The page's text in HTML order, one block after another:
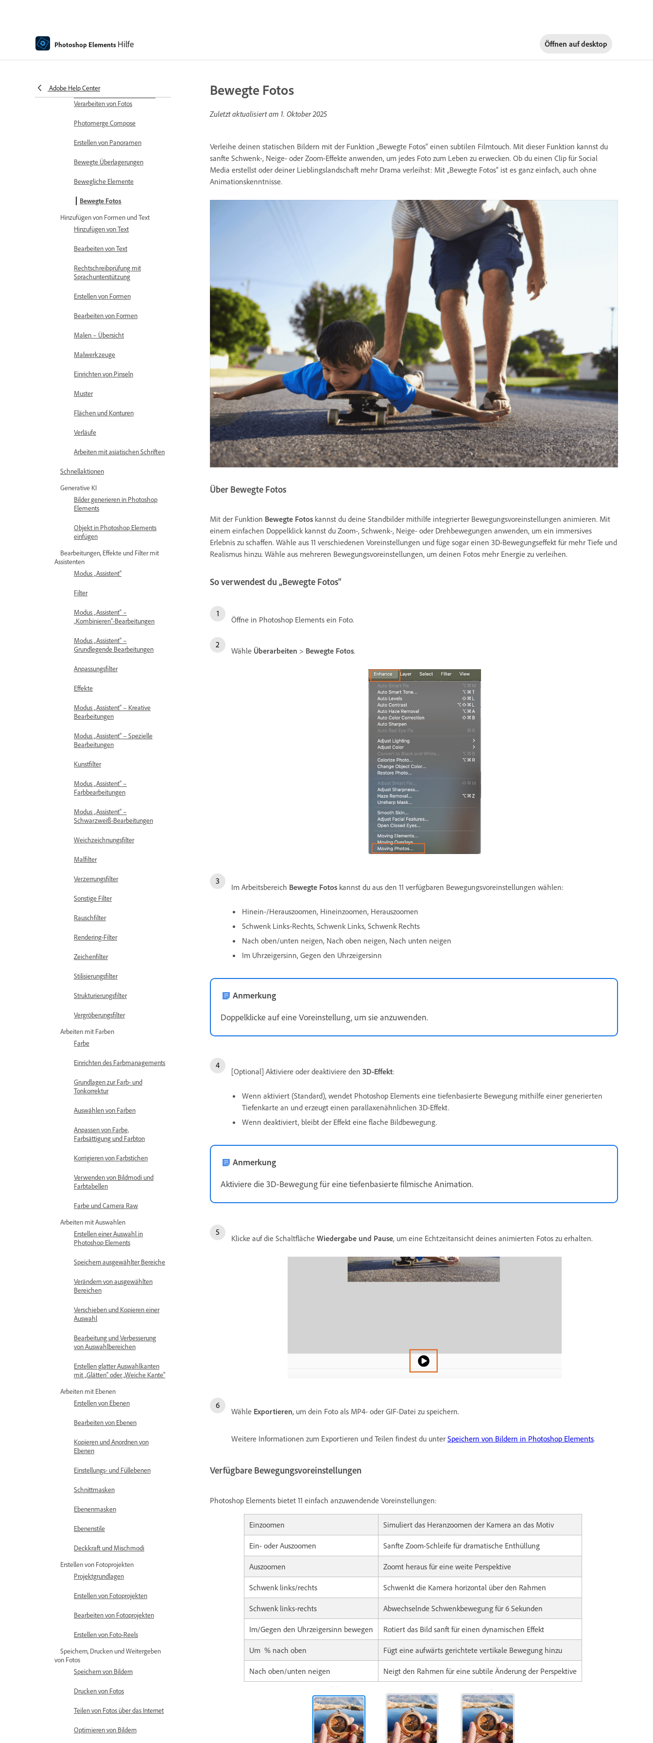
Photoshop Elements Hilfe Öffnen aufdesktop
Adobe Help Center
Automatische intelligente
Verwenden von Aktionen zum
Verarbeiten von Fotos
Photomerge Compose
Erstellen von Panoramen
Bewegte Überlagerungen
Bewegliche Elemente
Bewegte Fotos
Hinzufügen von Formen und Text
Hinzufügen von Text
Bearbeiten von Text
Rechtschreibprüfung mit
Sprachunterstützung
Erstellen von Formen
Bearbeiten von Formen
Malen – Übersicht
Malwerkzeuge
Einrichten von Pinseln
Muster
Flächen und Konturen
Verläufe
Arbeiten mit asiatischen Schriften
Schnellaktionen
Generative KI
Bilder generieren in Photoshop
Elements
Objekt in Photoshop Elements
einfügen
Bearbeitungen, Effekte und Filter mit
Assistenten
Modus „Assistent“
Filter
Modus „Assistent“ –
„Kombinieren“-Bearbeitungen
Modus „Assistent“ –
Grundlegende Bearbeitungen
Anpassungsfilter
Effekte
Modus „Assistent“ – Kreative
Bearbeitungen
Modus „Assistent“ – Spezielle
Bearbeitungen
Kunstfilter
Modus „Assistent“ –
Farbbearbeitungen
Modus „Assistent“ –
Schwarzweiß-Bearbeitungen
Weichzeichnungsfilter
Malfilter
Verzerrungsfilter
Sonstige Filter
Rauschfilter
Rendering-Filter
Zeichenfilter
Stilisierungsfilter
Strukturierungsfilter
Vergröberungsfilter
Arbeiten mit Farben
Farbe
Einrichten des Farbmanagements
Grundlagen zur Farb- und
Tonkorrektur
Auswählen von Farben
Anpassen von Farbe,
Farbsättigung und Farbton
Korrigieren von Farbstichen
Verwenden von Bildmodi und
Farbtabellen
Farbe und Camera Raw
Arbeiten mit Auswahlen
Erstellen einer Auswahl in
Photoshop Elements
Speichern ausgewählter Bereiche
Verändern von ausgewählten
Bereichen
Verschieben und Kopieren einer
Auswahl
Bearbeitung und Verbesserung
von Auswahlbereichen
Erstellen glatter Auswahlkanten
mit „Glätten“ oder „Weiche Kante“
Arbeiten mit Ebenen
Erstellen von Ebenen
Bearbeiten von Ebenen
Kopieren und Anordnen von
Ebenen
Einstellungs- und Füllebenen
Schnittmasken
Ebenenmasken
Ebenenstile
Deckkraft und Mischmodi
Erstellen von Fotoprojekten
Projektgrundlagen
Erstellen von Fotoprojekten
Bearbeiten von Fotoprojekten
Erstellen von Foto-Reels
Speichern, Drucken und Weitergeben
von Fotos
Speichern von Bildern
Drucken von Fotos
Teilen von Fotos über das Internet
Optimieren von Bildern
Bewegte Fotos
Zuletzt aktualisiert am 1. Oktober 2025
Verleihe deinen statischen Bildern mit der Funktion „Bewegte Fotos“ einen subtilen Filmtouch. Mit dieser Funktion kannst du
sanfte Schwenk-, Neige- oder Zoom-Effekte anwenden, um jedes Foto zum Leben zu erwecken. Ob du einen Clip für Social
Media erstellst oder deiner Lieblingslandschaft mehr Drama verleihst: Mit „Bewegte Fotos“ ist es ganz einfach, auch ohne
Animationskenntnisse.
Über Bewegte Fotos
Mit der Funktion Bewegte Fotos kannst du deine Standbilder mithilfe integrierter Bewegungsvoreinstellungen animieren. Mit
einem einfachen Doppelklick kannst du Zoom-, Schwenk-, Neige- oder Drehbewegungen anwenden, um ein immersives
Erlebnis zu schaffen. Wähle aus 11 verschiedenen Voreinstellungen und füge sogar einen 3D-Bewegungseffekt für mehr Tiefe und
Realismus hinzu. Wähle aus mehreren Bewegungsvoreinstellungen, um deinen Fotos mehr Energie zu verleihen.
So verwendest du „Bewegte Fotos“
Öffne in Photoshop Elements ein Foto.
Wähle Überarbeiten > Bewegte Fotos.
Im Arbeitsbereich Bewegte Fotos kannst du aus den 11 verfügbaren Bewegungsvoreinstellungen wählen:
Hinein-/Herauszoomen, Hineinzoomen, Herauszoomen
Schwenk Links-Rechts, Schwenk Links, Schwenk Rechts
Nach oben/unten neigen, Nach oben neigen, Nach unten neigen
Im Uhrzeigersinn, Gegen den Uhrzeigersinn
Anmerkung
Doppelklicke auf eine Voreinstellung, um sie anzuwenden.
[Optional] Aktiviere oder deaktiviere den 3D-Effekt:
Wenn aktiviert (Standard), wendet Photoshop Elements eine tiefenbasierte Bewegung mithilfe einer generierten
Tiefenkarte an und erzeugt einen parallaxenähnlichen 3D-Effekt.
Wenn deaktiviert, bleibt der Effekt eine flache Bildbewegung.
Anmerkung
Aktiviere die 3D-Bewegung für eine tiefenbasierte filmische Animation.
Klicke auf die Schaltfläche Wiedergabe und Pause, um eine Echtzeitansicht deines animierten Fotos zu erhalten.
Wähle Exportieren, um dein Foto als MP4- oder GIF-Datei zu speichern.
Weitere Informationen zum Exportieren und Teilen findest du unter Speichern von Bildern in Photoshop Elements.
Verfügbare Bewegungsvoreinstellungen
Photoshop Elements bietet 11 einfach anzuwendende Voreinstellungen:
Einzoomen Simuliert das Heranzoomen der Kamera an das Motiv
Ein- oder Auszoomen Sanfte Zoom-Schleife für dramatische Enthüllung
Auszoomen Zoomt heraus für eine weite Perspektive
Schwenk links/rechts Schwenkt die Kamera horizontal über den Rahmen
Schwenk links-rechts Abwechselnde Schwenkbewegung für 6 Sekunden
Im/Gegen den Uhrzeigersinn bewegen Rotiert das Bild sanft für einen dynamischen Effekt
Um % nach oben Fügt eine aufwärts gerichtete vertikale Bewegung hinzu
Nach oben/unten neigen Neigt den Rahmen für eine subtile Änderung der Perspektive